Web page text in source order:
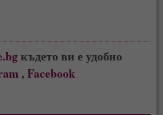
където ви е удобно
,Facebook